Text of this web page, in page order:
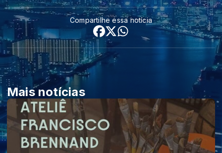
Compartilhe essa notícia
Mais notícias